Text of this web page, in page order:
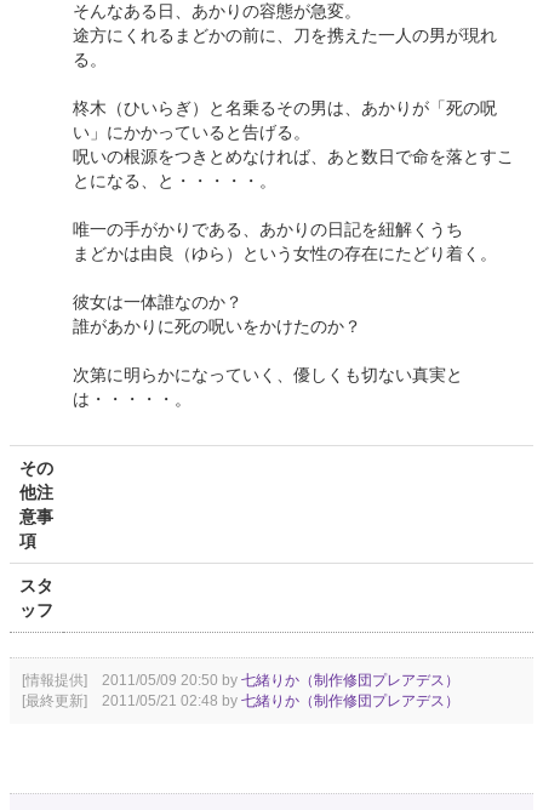
そんなある日、あかりの容態が急変。
途方にくれるまどかの前に、刀を携えた一人の男が現れ
る。
柊木（ひいらぎ）と名乗るその男は、あかりが「死の呪
い」にかかっていると告げる。
呪いの根源をつきとめなければ、あと数日で命を落とすこ
とになる、と・・・・・。
唯一の手がかりである、あかりの日記を紐解くうち
まどかは由良（ゆら）という女性の存在にたどり着く。
彼女は一体誰なのか？
誰があかりに死の呪いをかけたのか？
次第に明らかになっていく、優しくも切ない真実と
は・・・・・。
その
他注
意事
項
スタ
ッフ
[情報提供] 2011/05/09 20:50 by 七緒りか（制作修団プレアデス）
[最終更新] 2011/05/21 02:48 by 七緒りか（制作修団プレアデス）